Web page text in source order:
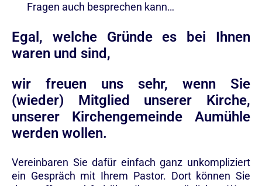
Fragen auch besprechen kann…
Egal, welche Gründe es bei Ihnen
waren und sind,
wir freuen uns sehr, wenn Sie
(wieder) Mitglied unserer Kirche,
unserer Kirchengemeinde Aumühle
werden wollen.
Vereinbaren Sie dafür einfach ganz unkompliziert
ein Gespräch mit Ihrem Pastor. Dort können Sie